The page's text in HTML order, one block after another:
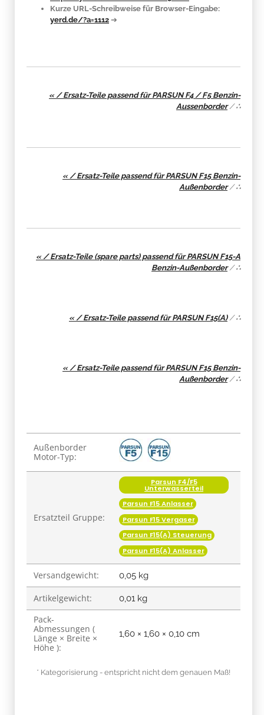
Kurze URL-Schreibweise für Browser-Eingabe:
yerd.de/?a=1112 ➔
« / Ersatz-Teile passend für PARSUN F4 / F5 Benzin-
Aussenborder/∴
« / Ersatz-Teile passend für PARSUN F15 Benzin-
Außenborder/∴
« / Ersatz-Teile (spare parts) passend für PARSUN F15-A
Benzin-Außenborder/∴
« / Ersatz-Teile passend für PARSUN F15(A)/∴
« / Ersatz-Teile passend für PARSUN F15 Benzin-
Außenborder/∴
Produkteigenschaft
Wert
Außenborder
Motor-Typ:
Ersatzteil Gruppe:
Parsun F4/F5
Unterwasserteil
Parsun F15 Anlasser
Parsun F15 Vergaser
Parsun F15(A) Steuerung
Parsun F15(A) Anlasser
Versandgewicht: 0,05 kg
Artikelgewicht: 0,01 kg
Pack-
Abmessungen (
Länge × Breite ×
Höhe ):
1,60 × 1,60 × 0,10 cm
* Kategorisierung - entspricht nicht dem genauen Maß!